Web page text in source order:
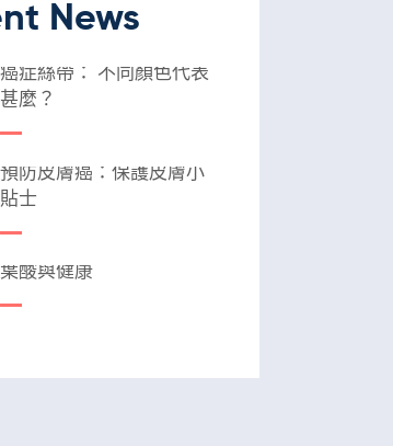
News
癌症絲帶： 不同顏色代表
甚麼？
預防皮膚癌：保護皮膚小
貼士
葉酸與健康